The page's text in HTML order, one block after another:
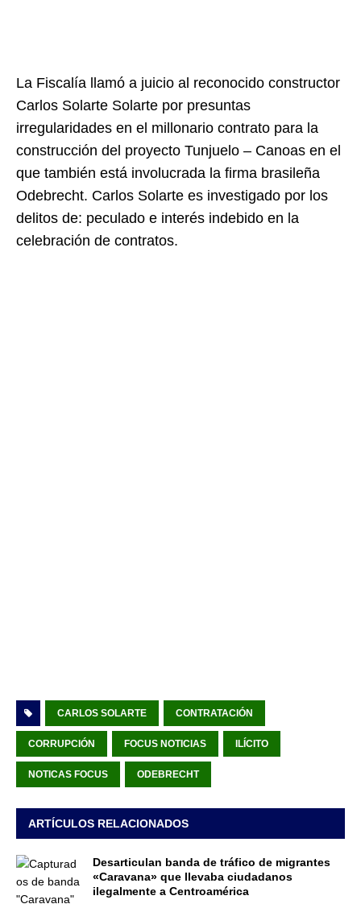
La Fiscalía llamó a juicio al reconocido constructor
Carlos Solarte Solarte por presuntas
irregularidades en el millonario contrato para la
construcción del proyecto Tunjuelo – Canoas en el
que también está involucrada la firma brasileña
Odebrecht. Carlos Solarte es investigado por los
delitos de: peculado e interés indebido en la
celebración de contratos.
CARLOS SOLARTE CONTRATACIÓN
CORRUPCIÓN FOCUS NOTICIAS ILÍCITO
NOTICAS FOCUS ODEBRECHT
ARTÍCULOS RELACIONADOS
Desarticulan banda de tráfico de migrantes
«Caravana» que llevaba ciudadanos
ilegalmente a Centroamérica